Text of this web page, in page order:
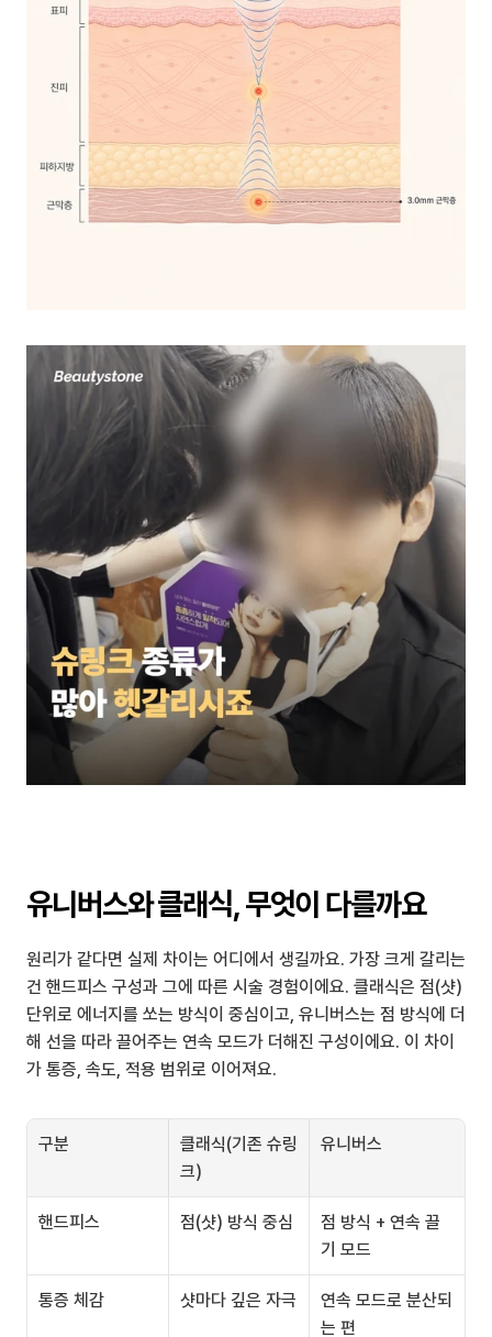
유니버스와 클래식, 무엇이 다를까요
원리가 같다면 실제 차이는 어디에서 생길까요. 가장 크게 갈리는
건 핸드피스 구성과 그에 따른 시술 경험이에요. 클래식은 점(샷)
단위로 에너지를 쏘는 방식이 중심이고, 유니버스는 점 방식에 더
해 선을 따라 끌어주는 연속 모드가 더해진 구성이에요. 이 차이
가 통증, 속도, 적용 범위로 이어져요.
구분
클래식(기존 슈링
크)
유니버스
핸드피스 점(샷) 방식 중심
점 방식 + 연속 끌
기 모드
통증 체감 샷마다 깊은 자극
연속 모드로 분산되
는 편